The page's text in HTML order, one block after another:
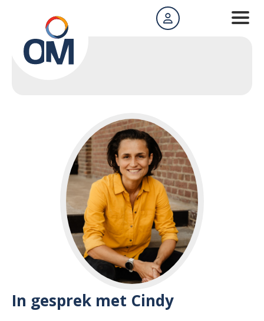
In gesprek met Cindy